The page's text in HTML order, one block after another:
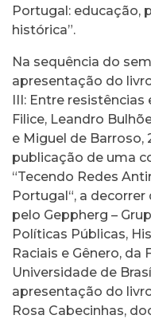
Portugal: educação,
histórica”.
Na sequência do
apresentação do
III: Entre resistências
Filice, Leandro
e Miguel de Barroso,
publicação de uma
“Tecendo Redes
Portugal“, a
pelo Geppherg –
Políticas Públicas,
Raciais e Gênero, da
Universidade de
apresentação do
Rosa Cabecinhas,